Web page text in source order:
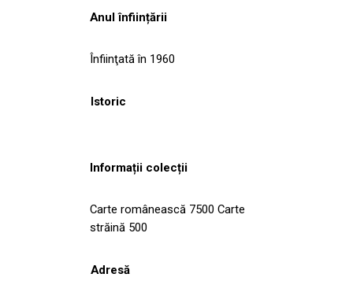
Anul înființării
Înfiinţată în 1960
Istoric
Informații colecții
Carte românească 7500 Carte
străină 500
Adresă